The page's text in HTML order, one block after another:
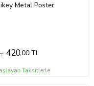
Metal Poster
420,00 TL
Taksitlerle